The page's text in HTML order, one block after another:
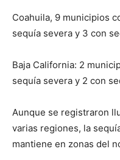
Coahuila, 9 municipios
sequía severa y 3 con
Baja California: 2
sequía severa y 2 con
Aunque se registraron
varias regiones, la
mantiene en zonas del